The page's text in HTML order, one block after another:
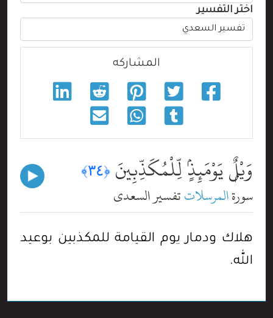
اختر التفسير
المشاركه
وَيْلٌۭ يَوْمَئِذٍۢ لِّلْمُكَذِّبِينَ ﴿٣٤﴾
سورةالمرسلاتتفسير السعدي
هلاك ودمار يوم القيامة للمكذبين بوعيد
الله.